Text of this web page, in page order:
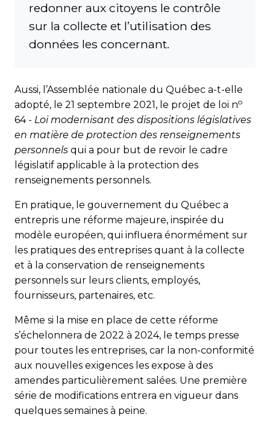
redonner aux citoyens le contrôle
sur la collecte et l’utilisation des
données les concernant.
Aussi, l’Assemblée nationale du Québec a-t-elle
adopté, le 21 septembre 2021, le projet de loi no
64 - Loi modernisant des dispositions législatives
en matière de protection des renseignements
personnels qui a pour but de revoir le cadre
législatif applicable à la protection des
renseignements personnels.
En pratique, le gouvernement du Québec a
entrepris une réforme majeure, inspirée du
modèle européen, qui influera énormément sur
les pratiques des entreprises quant à la collecte
et à la conservation de renseignements
personnels sur leurs clients, employés,
fournisseurs, partenaires, etc.
Même si la mise en place de cette réforme
s’échelonnera de 2022 à 2024, le temps presse
pour toutes les entreprises, car la non-conformité
aux nouvelles exigences les expose à des
amendes particulièrement salées. Une première
série de modifications entrera en vigueur dans
quelques semaines à peine.